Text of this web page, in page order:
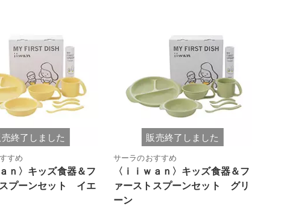
終了しました
すめ
ｎ〉キッズ食器＆フ
プーンセット イエ
販売終了しました
サーラのおすすめ
〈ｉｉｗａｎ〉キッズ食器＆フ
ァーストスプーンセット グリ
ーン